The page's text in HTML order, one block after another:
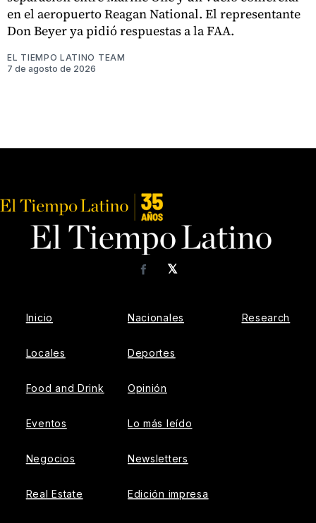
en el aeropuerto Reagan National. El representante
Don Beyer ya pidió respuestas a la FAA.
EL TIEMPO LATINO TEAM
7 de agosto de 2026
𝕏
Facebook
Inicio
Locales
Food and Drink
Eventos
Negocios
Real Estate
Nacionales
Deportes
Opinión
Lo más leído
Newsletters
Edición impresa
Research